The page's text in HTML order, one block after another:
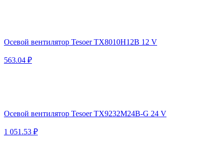
Осевой вентилятор Tesoer TX8010H12B 12 V
563.04 ₽
Осевой вентилятор Tesoer TX9232M24B-G 24 V
1 051.53 ₽